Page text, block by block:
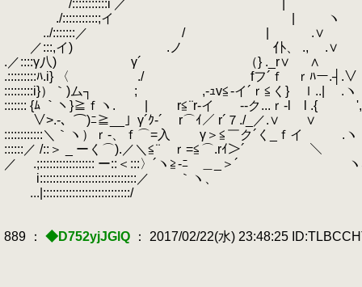
/:::::::::::i ／ | ∨:::::::::::::::::::丶
./:::::::::::;イ | ヽ
../:::::::／ / | .∨
／:::,イ) .ノ 仆、 ., .∨
.／::::γ八) γ´ （} ._r∨ ∧
.:::::::::ﾊ.i} 〈 ./ fフ´ｆ ｒﾊー.┤.∨
:::::::::i}）｀)ム┐
; ,-ｭv≦-イ´ｒ≦く} ｌ..| .ヽ
::::::: {ﾑ ｀ヽ}≧ｆヽ.
| r≦¨r-イ --ク...ｒ-l l .{ ',
∨>.-、⌒)ﾆ≧__」γ´ｸ-´￣ r⌒ｲ／ r´７./_／.∨ ∨
::::::::::::＼｀ヽ）ｒ-、ｆ⌒=入 γ＞≦￣ク´く_
::::::／ /::＞ _ ーく⌒).／＼≦¨ ｒ=≦⌒.rｲ
／ .;::::::::::::::::: ー::＜:::〉´ヽ≧-ﾆ ＿_＞
i::::::::::::::::::::::::::::::／ ｀
889 ： ◆D752yjJGlQ ： 2017/02/22(水) 23:48:25